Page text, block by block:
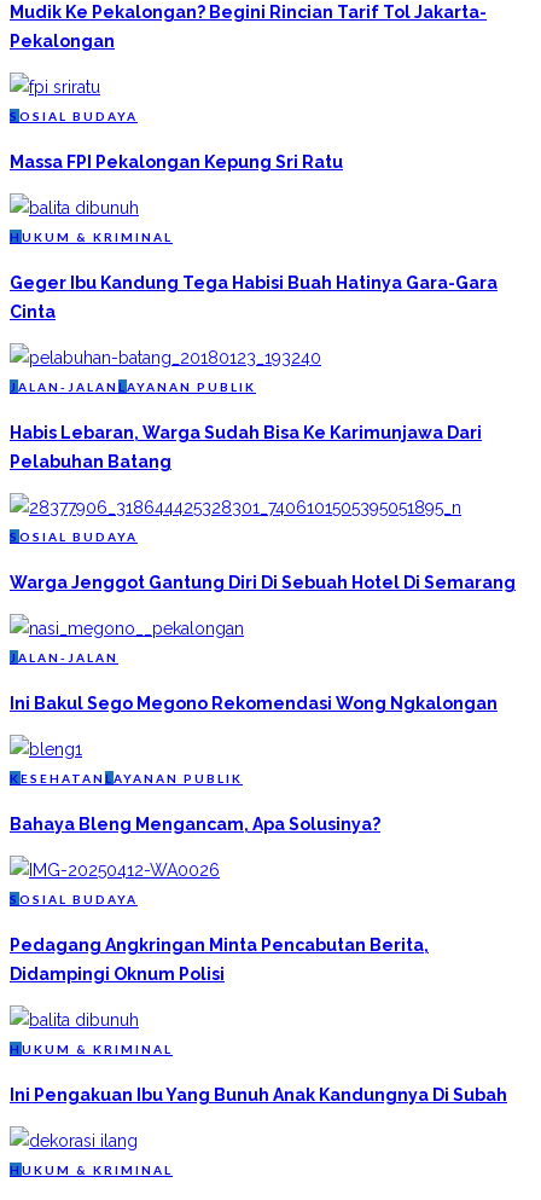
Mudik Ke Pekalongan? Begini Rincian Tarif Tol Jakarta-
Pekalongan
S OSIAL BUDAYA
Massa FPI Pekalongan Kepung Sri Ratu
H UKUM & KRIMINAL
Geger Ibu Kandung Tega Habisi Buah Hatinya Gara-Gara
Cinta
J ALAN-JALAN L AYANAN PUBLIK
Habis Lebaran, Warga Sudah Bisa Ke Karimunjawa Dari
Pelabuhan Batang
S OSIAL BUDAYA
Warga Jenggot Gantung Diri Di Sebuah Hotel Di Semarang
J ALAN-JALAN
Ini Bakul Sego Megono Rekomendasi Wong Ngkalongan
KESEHATAN L AYANAN PUBLIK
Bahaya Bleng Mengancam, Apa Solusinya?
S OSIAL BUDAYA
Pedagang Angkringan Minta Pencabutan Berita,
Didampingi Oknum Polisi
H UKUM & KRIMINAL
Ini Pengakuan Ibu Yang Bunuh Anak Kandungnya Di Subah
H UKUM & KRIMINAL